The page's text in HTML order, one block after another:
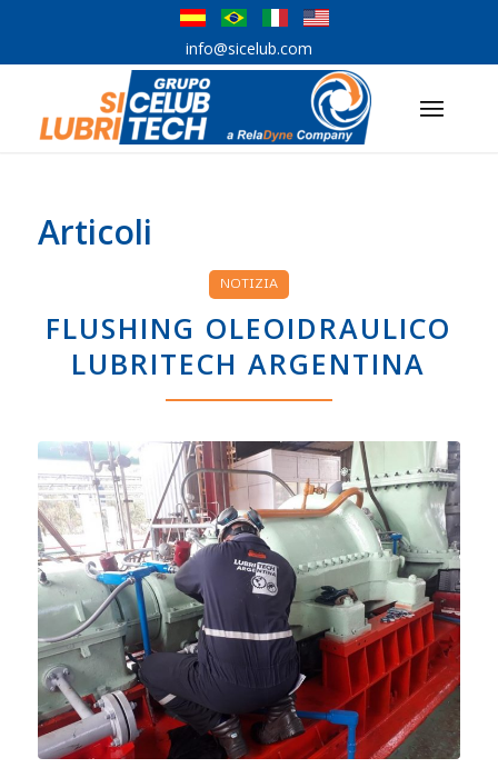
info@sicelub.com
Articoli
NOTIZIA
FLUSHING OLEOIDRAULICO
LUBRITECH ARGENTINA